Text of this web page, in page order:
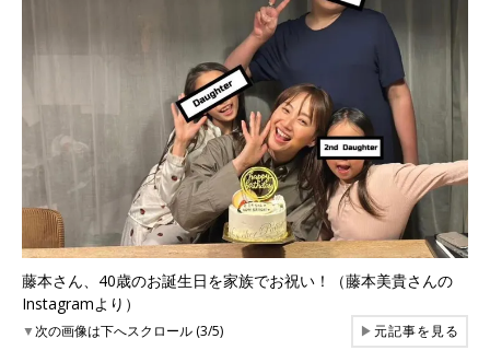
藤本さん、40歳のお誕生日を家族でお祝い！（藤本美貴さんの
Instagramより）
▼次の画像は下へスクロール (3/5) ▶元記事を見る